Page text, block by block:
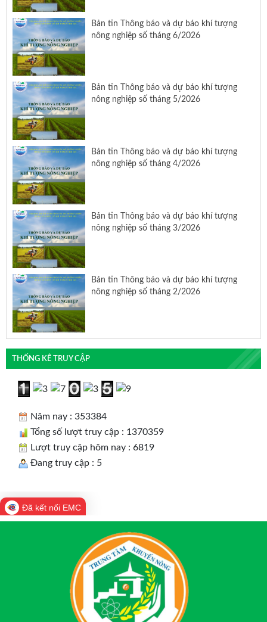
Bản tin Thông báo và dự báo khí tượng
nông nghiệp số tháng 6/2026
Bản tin Thông báo và dự báo khí tượng
nông nghiệp số tháng 5/2026
Bản tin Thông báo và dự báo khí tượng
nông nghiệp số tháng 4/2026
Bản tin Thông báo và dự báo khí tượng
nông nghiệp số tháng 3/2026
Bản tin Thông báo và dự báo khí tượng
nông nghiệp số tháng 2/2026
THỐNG KÊ TRUY CẬP
Năm nay : 353384
Tổng số lượt truy cập : 1370359
Lượt truy cập hôm nay : 6819
Đang truy cập : 5
Đã kết nối EMC